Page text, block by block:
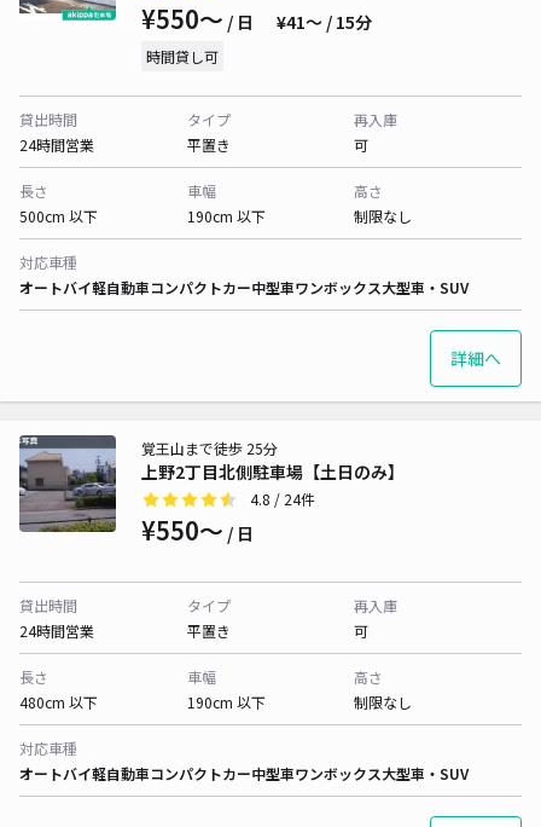
¥550〜 / 日 ¥41〜 / 15分
時間貸し可
貸出時間
24時間営業
タイプ
平置き
再入庫
可
長さ
500cm 以下
車幅
190cm 以下
高さ
制限なし
対応車種
オートバイ軽自動車コンパクトカー中型車ワンボックス大型車・SUV
詳細へ
上野2丁目北側駐車場【土日のみ】
覚王山まで徒歩 25分
4.8 / 24件
¥550〜 / 日
貸出時間
24時間営業
タイプ
平置き
再入庫
可
長さ
480cm 以下
車幅
190cm 以下
高さ
制限なし
対応車種
オートバイ軽自動車コンパクトカー中型車ワンボックス大型車・SUV